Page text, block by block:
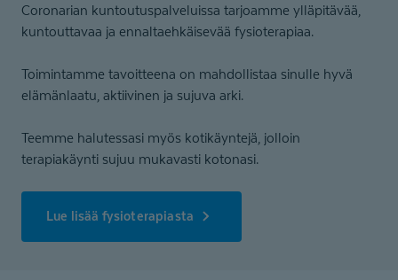
Coronarian kuntoutuspalveluissa tarjoamme ylläpitävää,
kuntouttavaa ja ennaltaehkäisevää fysioterapiaa.
Toimintamme tavoitteena on mahdollistaa sinulle hyvä
elämänlaatu, aktiivinen ja sujuva arki.
Teemme halutessasi myös kotikäyntejä, jolloin
terapiakäynti sujuu mukavasti kotonasi.
Lue lisää fysioterapiasta